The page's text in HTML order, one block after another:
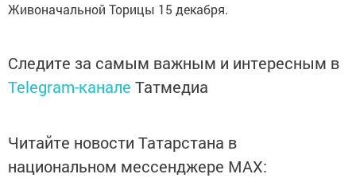
Живоначальной Торицы 15 декабря.
Следите за самым важным и интересным в
Telegram-канале Татмедиа
Читайте новости Татарстана в
национальном мессенджере MАХ: